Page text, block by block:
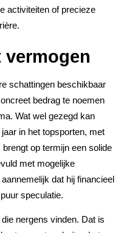
activiteiten of precieze
schattingen beschikbaar
bedrag te noemen
Wat wel gezegd kan
in het topsporten, met
op termijn een solide
met mogelijke
dat hij financieel
speculatie.
nergens vinden. Dat is